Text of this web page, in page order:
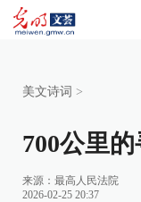
美文诗词 >
700公里
来源： 最高人民法院
2026-02-25 20:37